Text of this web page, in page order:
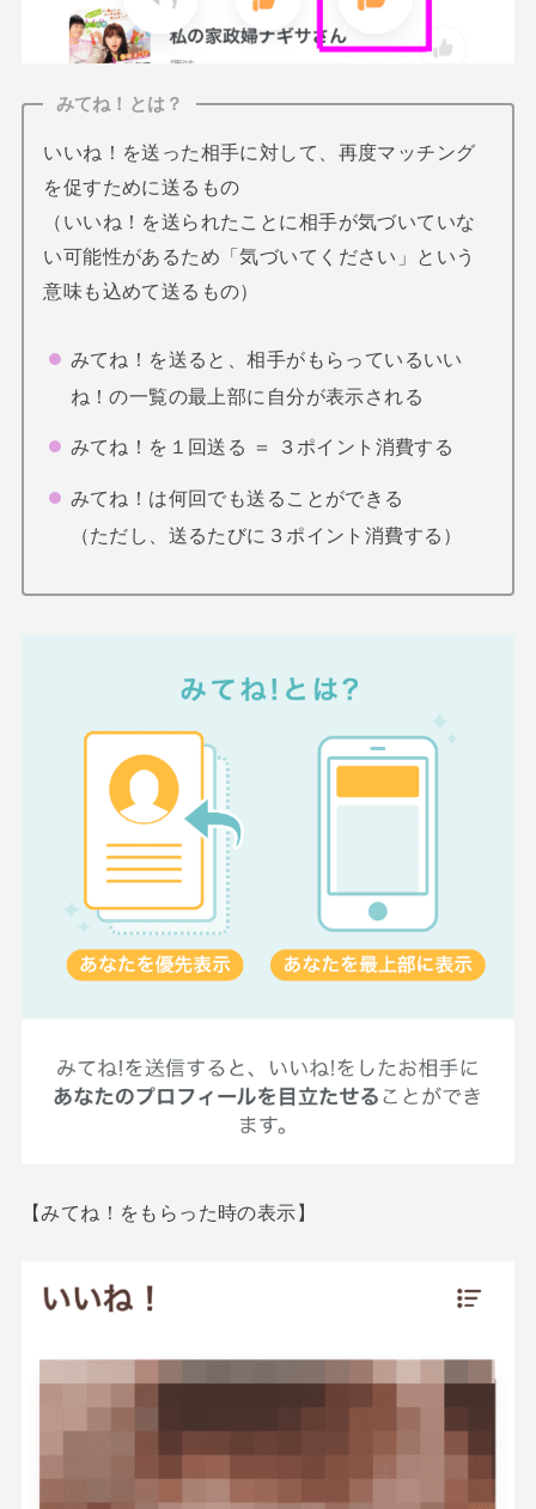
みてね！とは？
いいね！を送った相手に対して、再度マッチング
を促すために送るもの
（いいね！を送られたことに相手が気づいていな
い可能性があるため「気づいてください」という
意味も込めて送るもの）
みてね！を送ると、相手がもらっているいい
ね！の一覧の最上部に自分が表示される
みてね！を１回送る ＝ ３ポイント消費する
みてね！は何回でも送ることができる
（ただし、送るたびに３ポイント消費する）
【みてね！をもらった時の表示】